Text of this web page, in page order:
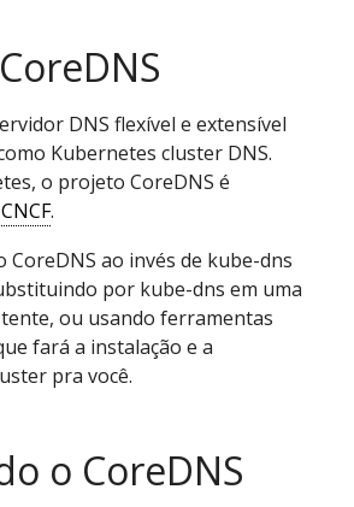
DNS flexível e extensível
Kubernetes cluster DNS.
o projeto CoreDNS é
CNCF.
CoreDNS ao invés de kube-dns
por kube-dns em uma
ou usando ferramentas
fará a instalação e a
pra você.
o CoreDNS